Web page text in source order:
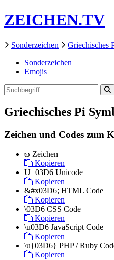
ZEICHEN.TV
Sonderzeichen
Griechisches
Sonderzeichen
Emojis
Griechisches Pi
Zeichen und Codes zum
ϖ Zeichen
Kopieren
U+03D6 Unicode
Kopieren
&#x03D6; HTML Code
Kopieren
\03D6 CSS Code
Kopieren
\u03D6 JavaScript Code
Kopieren
\u{03D6} PHP / Ruby
Kopieren